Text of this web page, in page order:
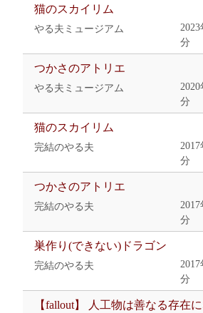
猫のスカイリム
やる夫ミュージアム
分
つかさのアトリエ
やる夫ミュージアム
分
猫のスカイリム
完結のやる夫
分
つかさのアトリエ
完結のやる夫
分
巣作り(できない)ドラゴン
完結のやる夫
分
【fallout】 人工物は善なる存在